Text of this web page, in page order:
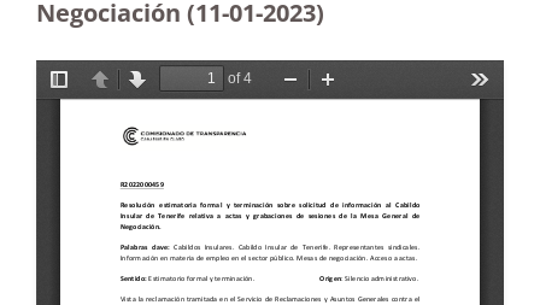
Negociación (11-01-2023)